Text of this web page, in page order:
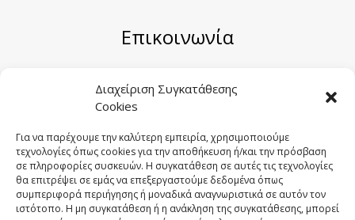
Διαχείριση Συγκατάθεσης
Cookies
Για να παρέχουμε την καλύτερη εμπειρία, χρησιμοποιούμε
τεχνολογίες όπως cookies για την αποθήκευση ή/και την πρόσβαση
σε πληροφορίες συσκευών. Η συγκατάθεση σε αυτές τις τεχνολογίες
θα επιτρέψει σε εμάς να επεξεργαστούμε δεδομένα όπως
συμπεριφορά περιήγησης ή μοναδικά αναγνωριστικά σε αυτόν τον
ιστότοπο. Η μη συγκατάθεση ή η ανάκληση της συγκατάθεσης, μπορεί
Επικοινωνία
Μηριόνου 5-7, Αθήνα 104 41
Email:sales@sygometal.gr
Τηλέφωνο: (+30) 210 3456062 / (+30) 210
3456025
Fax: (+30) 210 3456422